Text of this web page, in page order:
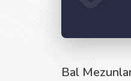
Bal